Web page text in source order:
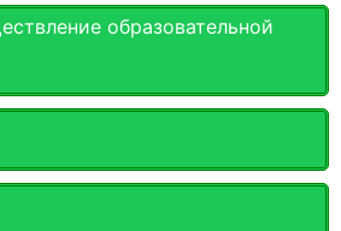
образовательной